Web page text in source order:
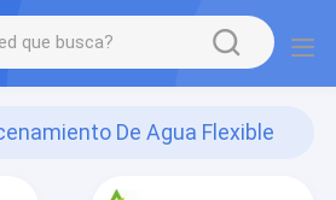
De Agua Flexible